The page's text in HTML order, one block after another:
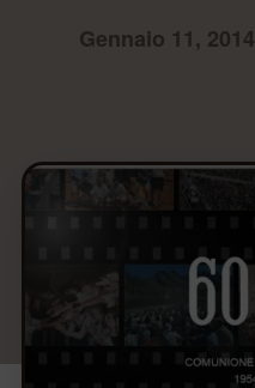
Gennaio 11, 2014